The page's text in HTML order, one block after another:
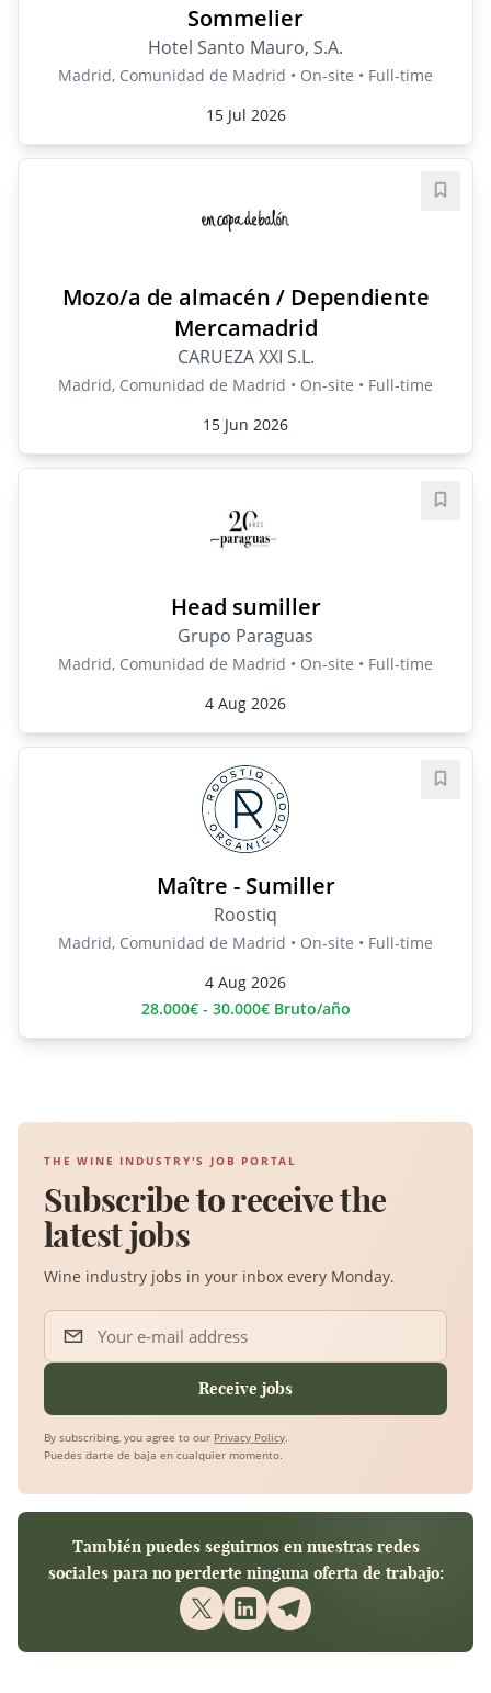
Sommelier
Hotel Santo Mauro, S.A.
Madrid, Comunidad de Madrid • On-site • Full-time
15 Jul 2026
Mozo/a de almacén / Dependiente
Mercamadrid
CARUEZA XXI S.L.
Madrid, Comunidad de Madrid • On-site • Full-time
15 Jun 2026
Save
Head sumiller
Grupo Paraguas
Madrid, Comunidad de Madrid • On-site • Full-time
4 Aug 2026
Save
Maître - Sumiller
Roostiq
Madrid, Comunidad de Madrid • On-site • Full-time
4 Aug 2026
28.000€ - 30.000€ Bruto/año
Save
THE WINE INDUSTRY'S JOB PORTAL
Subscribe to receive the
latest jobs
Wine industry jobs in your inbox every Monday.
Your e-mail address
Receive jobs
By subscribing, you agree to our Privacy Policy.
Puedes darte de baja en cualquier momento.
También puedes seguirnos en nuestras redes
sociales para no perderte ninguna oferta de trabajo: